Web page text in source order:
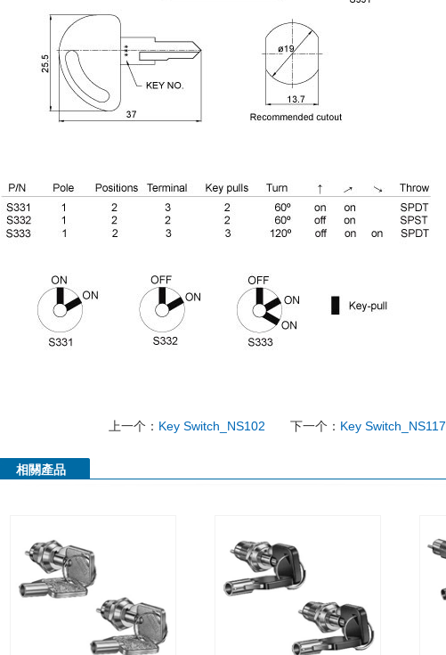
上一个： Key Switch_NS102 下一个： Key
相關產品